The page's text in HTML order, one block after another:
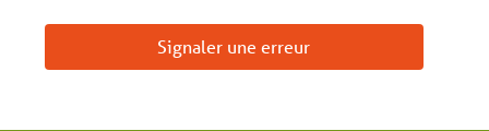
Signaler une erreur